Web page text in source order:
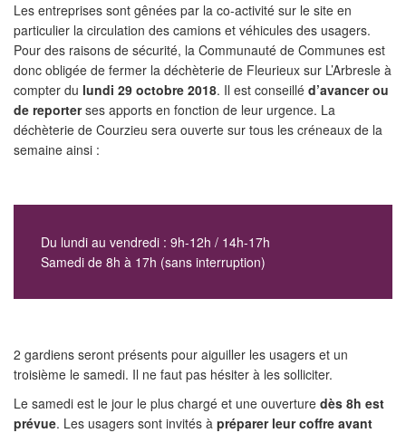
Les entreprises sont gênées par la co-activité sur le site en
particulier la circulation des camions et véhicules des usagers.
Pour des raisons de sécurité, la Communauté de Communes est
donc obligée de fermer la déchèterie de Fleurieux sur L’Arbresle à
compter du lundi 29 octobre 2018. Il est conseillé d’avancer ou
de reporterses apports en fonction de leur urgence. La
déchèterie de Courzieu sera ouverte sur tous les créneaux de la
semaine ainsi :
Du lundi au vendredi : 9h-12h / 14h-17h
Samedi de 8h à 17h (sans interruption)
2 gardiens seront présents pour aiguiller les usagers et un
troisième le samedi. Il ne faut pas hésiter à les solliciter.
Le samedi est le jour le plus chargé et une ouverture dès 8h est
prévue. Les usagers sont invités à préparer leur coffre avant